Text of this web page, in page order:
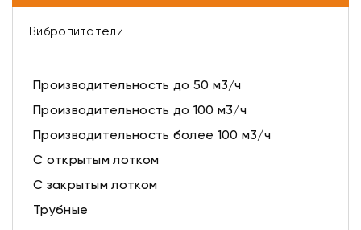
Вибропитатели
Производительность до 50 м3/ч
Производительность до 100 м3/ч
Производительность более 100 м3/ч
С открытым лотком
С закрытым лотком
Трубные